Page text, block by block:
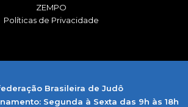
ZEMPO
Políticas de Privacidade
Brasileira de Judô
Segunda à Sexta das 9h às 18h